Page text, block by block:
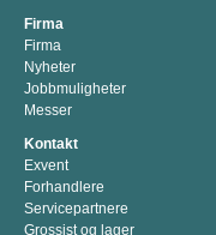
Firma
Firma
Nyheter
Jobbmuligheter
Messer
Kontakt
Exvent
Forhandlere
Servicepartnere
Grossist og lager